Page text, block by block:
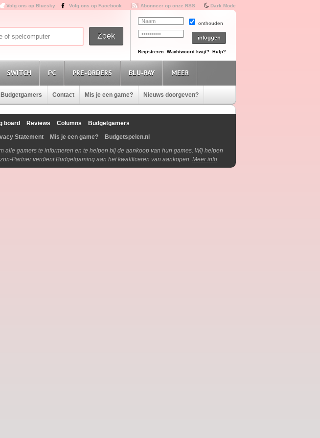
Volg ons op Bluesky Volg ons op Facebook Abonneer op onze RSS Dark Mode
onthouden
Registreren Wachtwoord kwijt? Hulp?
SWITCH PC PRE-ORDERS BLU-RAY MEER
Budgetgamers Contact Mis je een game? Nieuws doorgeven?
board Reviews Columns
Budgetgamers
Statement Mis je een game?
Budgetspelen.nl
gamers te informeren en te helpen bij de aankoop van hun games. Wij helpen
Partner verdient Budgetgaming aan het kwalificeren van aankopen. Meer info.